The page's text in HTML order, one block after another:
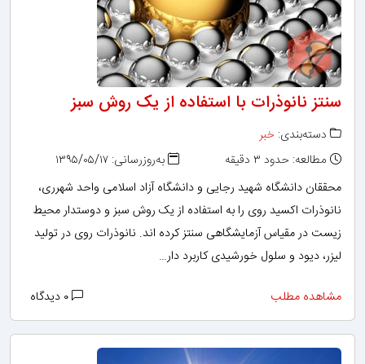
سنتز نانوذرات با استفاده از یک روش سبز
دسته‌بندی: خبر
مطالعه: حدود ۳ دقیقه
به‌روزرسانی: ۱۳۹۵/۰۵/۱۷
محققان دانشگاه شهید رجایی و دانشگاه آزاد اسلامی واحد شهرری،
نانوذرات اکسید روی را به استفاده از یک روش سبز و دوستدار محیط
زیست در مقیاس آزمایشگاهی سنتز کرده اند. نانوذرات روی در تولید
لیزر، دیود و سلول خورشیدی کاربرد دار…
مشاهده مطلب